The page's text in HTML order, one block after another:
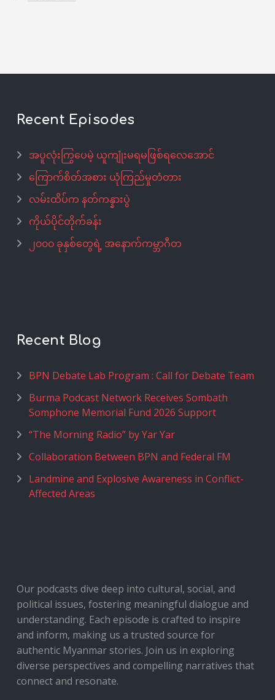
Recent Episodes
အပူလုံးကြွပေမဲ့ ယူကျုံးမရမဖြစ်ရလေအောင်
ကြောက်စိတ်အစား ယုံကြည်မှုတံတား
လမ်းထိပ်က နတ်ကန္နားပွဲ
ကိုယ်ပိုင်တိုက်ခန်း
၂၀၀၀ ခုနှစ်တွေရဲ့ အနောက်ကမ္ဘာဂီတ
Recent Blog
BPN Debate Lab Program : Call for Debate Team
Burma Podcast Network Receives Sombath
Somphone Memorial Fund 2026 Support
“The Morning Radio” by Yar Yar
Collaboration Between BPN and Federal FM
Landmine and Explosive Awareness in Conflict-
Affected Areas
Our podcasts dive deep into cultural, social, and
political issues, fostering meaningful dialogue and
understanding. Each episode is crafted to inspire
and inform, making us a trusted source for
authentic Myanmar stories. Join us in exploring
diverse perspectives and compelling narratives that
connect and resonate.